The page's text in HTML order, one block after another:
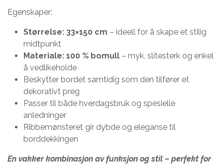
Egenskaper:
Størrelse: 33×150 cm – ideell for å skape et stilig
midtpunkt
Materiale: 100 % bomull – myk, slitesterk og enkel
å vedlikeholde
Beskytter bordet samtidig som den tilfører et
dekorativt preg
Passer til både hverdagsbruk og spesielle
anledninger
Ribbemønsteret gir dybde og eleganse til
borddekkingen
En vakker kombinasjon av funksjon og stil – perfekt for